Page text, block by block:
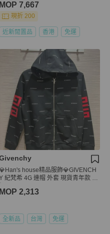
MOP 7,667
現折 200
近新閒置品 香港 免運
house精品服飾💎GIVENCH
紀梵希 4G 連帽 外套 現貨青年款 原
MOP 2,313
全新品 台灣 免運